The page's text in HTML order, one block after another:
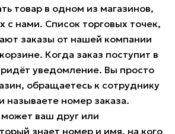
товар в одном из магазинов,
нами. Список торговых точек,
заказы от нашей компании
Когда заказ поступит в
уведомление. Вы просто
обращаетесь к сотруднику
называете номер заказа.
может ваш друг или
знает номер и имя, на кого